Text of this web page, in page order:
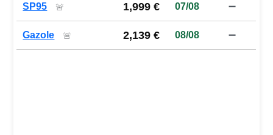
SP95 🚨 1,999 € 07/08 ➖
Gazole 🚨 2,139 € 08/08 ➖